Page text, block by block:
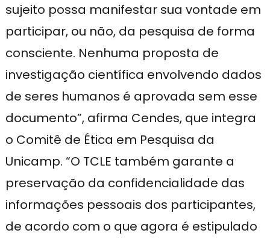
sujeito possa manifestar sua vontade em
participar, ou não, da pesquisa de forma
consciente. Nenhuma proposta de
investigação científica envolvendo dados
de seres humanos é aprovada sem esse
documento”, afirma Cendes, que integra
o Comitê de Ética em Pesquisa da
Unicamp. “O TCLE também garante a
preservação da confidencialidade das
informações pessoais dos participantes,
de acordo com o que agora é estipulado